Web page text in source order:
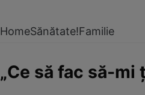
HomeSănătate!Familie
„Ce să fac să-